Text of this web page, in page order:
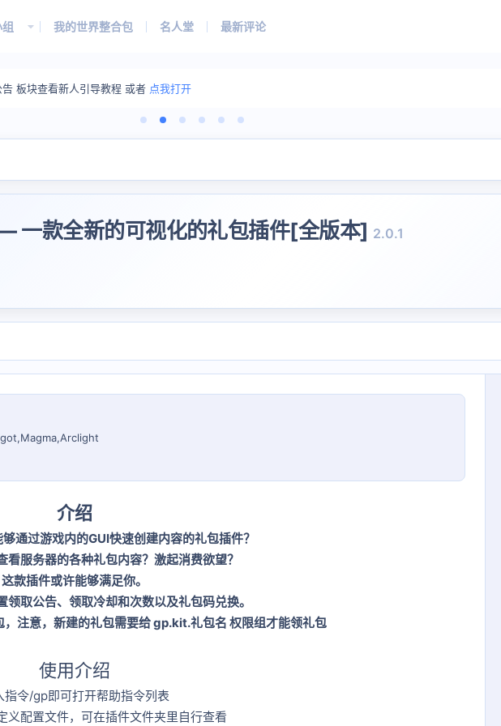
我的世界整合包 名人堂 最新评论
板块查看新人引导教程 或者 点我打开
款全新的可视化的礼包插件[全版本] 2.0.1
介绍
通过游戏内的GUI快速创建内容的礼包插件？
看服务器的各种礼包内容？激起消费欲望？
这款插件或许能够满足你。
领取公告、领取冷却和次数以及礼包码兑换。
注意，新建的礼包需要给 gp.kit.礼包名 权限组才能领礼包
使用介绍
指令/gp即可打开帮助指令列表
义配置文件，可在插件文件夹里自行查看